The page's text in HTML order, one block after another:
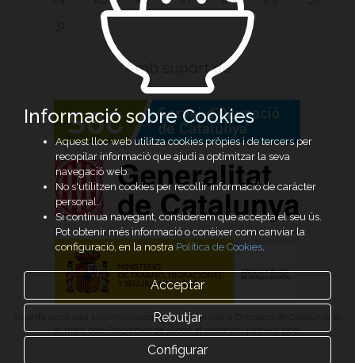
Amb suport de
Aquesta acció està subvencionada pel Servei Públic d’Ocupació de Catalunya en
el marc dels Programes de suport al desenvolupament local
Informació sobre Cookies
Aquest lloc web utilitza cookies pròpies i de tercers per
recopilar informació que ajudi a optimitzar la seva
navegació web.
No s'utilitzen cookies per recollir informació de caràcter
personal.
Si continua navegant, considerem que accepta el seu ús.
Pot obtenir més informació o conèixer com canviar la
configuració, en la nostra Política de Cookies.
Acceptar
Rebutjar
Configurar